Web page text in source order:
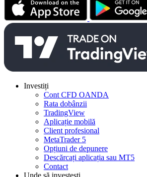
Investiți
Cont CFD OANDA
Rata dobânzii
TradingView
Aplicație mobilă
Client profesional
MetaTrader 5
Opțiuni de depunere
Descărcați aplicația sau MT5
Contact